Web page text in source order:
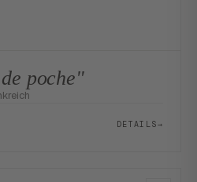
poche"
DETAILS→